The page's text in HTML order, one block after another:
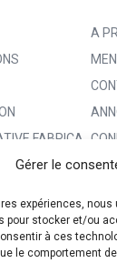
Gérer le
expériences,
pour stocker et/ou
à ces
le comportement
FABRICA
A
ET